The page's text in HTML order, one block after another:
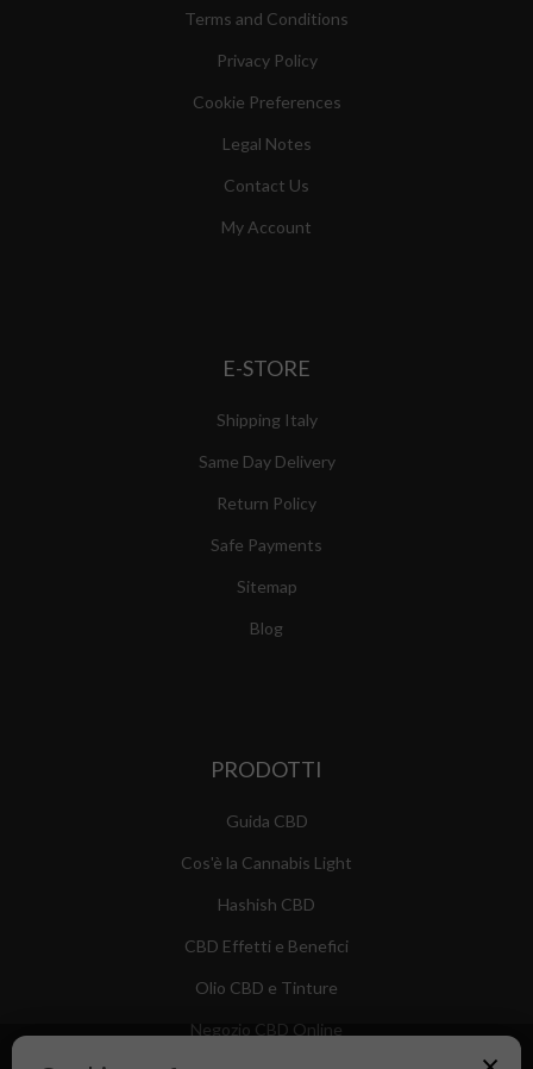
Terms and Conditions
Privacy Policy
Cookie Preferences
Legal Notes
Contact Us
My Account
E-STORE
Shipping Italy
Same Day Delivery
Return Policy
Safe Payments
Sitemap
Blog
PRODOTTI
Guida CBD
Cos'è la Cannabis Light
Hashish CBD
CBD Effetti e Benefici
Olio CBD e Tinture
Negozio CBD Online